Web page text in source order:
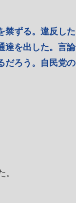
禁ずる。違反した
達を出した。言論
だろう。自民党の